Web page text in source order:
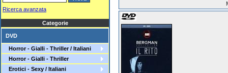
Ricerca avanzata
Categorie
DVD
Horror - Gialli - Thriller / Italiani
Horror - Gialli - Thriller
Erotici - Sexy / Italiani